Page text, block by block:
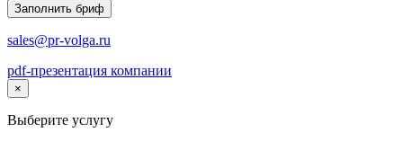
Заполнить бриф
sales@pr-volga.ru
pdf-презентация компании
×
Выберите услугу